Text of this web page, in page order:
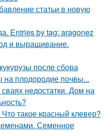
статьи в новую
Entries by tag: aragonez
и выращивание.
после сбора
на плодородие почвы...
недостатки. Дом на
такое красный клевер?
Семенное